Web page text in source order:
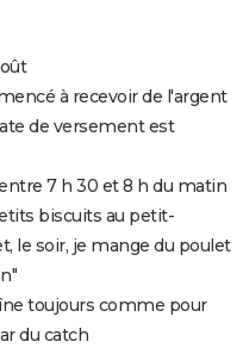
à recevoir de l'argent
de versement est
entre 7 h 30 et 8 h du matin
biscuits au petit-
le soir, je mange du poulet
toujours comme pour
du catch